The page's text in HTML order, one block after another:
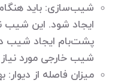
شیب‌سازی: باید
ایجاد شود. این شیب
پشت‌بام ایجاد شیب
شیب خارجی مورد
میزان فاصله از